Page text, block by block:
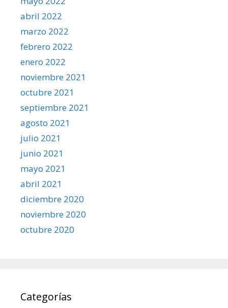
abril 2022
marzo 2022
febrero 2022
enero 2022
noviembre 2021
octubre 2021
septiembre 2021
agosto 2021
julio 2021
junio 2021
mayo 2021
abril 2021
diciembre 2020
noviembre 2020
octubre 2020
Categorías